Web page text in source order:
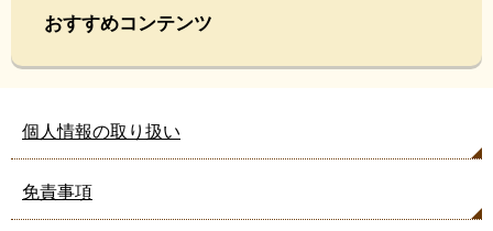
見
い
ま
おすすめコンテンツ
個人情報の取り扱い
免責事項